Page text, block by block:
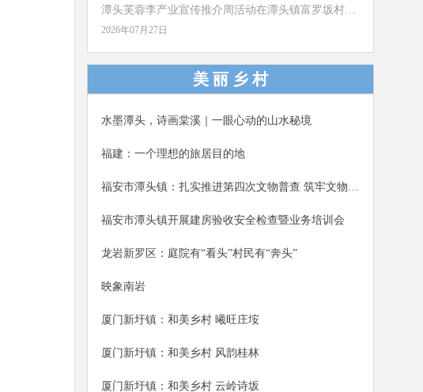
潭头芙蓉李产业宣传推介周活动在潭头镇富罗坂村潭
头中学操场举办，现场活动融合产业表彰、文艺展
演、趣味互动、电商分享，正式开启为期一周的芙蓉
李系列推广活动，助力乡村振兴。福安市人大常委会
党组书记、主任詹廷平，福安市副市长钟高培参加本
2026年07月27日
美 丽 乡 村
水墨潭头，诗画棠溪｜一眼心动的山水秘境
福建：一个理想的旅居目的地
福安市潭头镇：扎实推进第四次文物普查 筑牢文物保护安全屏障
福安市潭头镇开展建房验收安全检查暨业务培训会
龙岩新罗区：庭院有“看头”村民有“奔头”
映象南岩
厦门新圩镇：和美乡村 曦旺庄垵
厦门新圩镇：和美乡村 风韵桂林
厦门新圩镇：和美乡村 云岭诗坂